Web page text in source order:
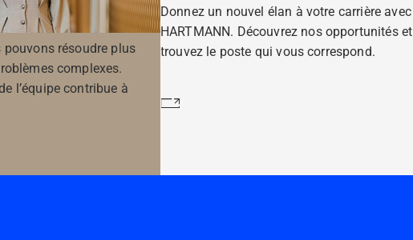
pouvons résoudre plus
complexes.
l’équipe contribue à
Donnez un nouvel élan à votre carrière avec
HARTMANN. Découvrez nos opportunités et
trouvez le poste qui vous correspond.
En savoir plus